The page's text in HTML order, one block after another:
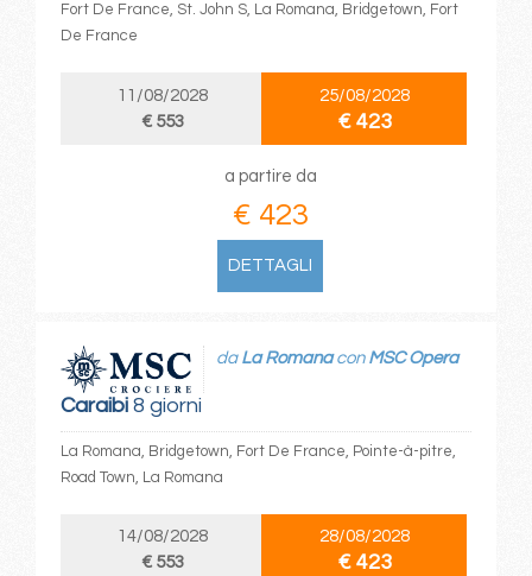
Fort De France, St. John S, La Romana, Bridgetown, Fort
De France
11/08/2028
€ 553
25/08/2028
€ 423
a partire da
€ 423
DETTAGLI
Caraibi8 giorni
da La Romanacon MSC Opera
La Romana, Bridgetown, Fort De France, Pointe-à-pitre,
Road Town, La Romana
14/08/2028
€ 553
28/08/2028
€ 423